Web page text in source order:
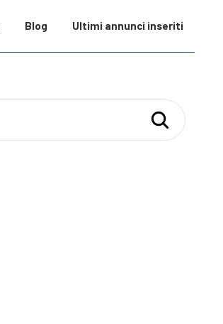
Blog Ultimi annunci inseriti